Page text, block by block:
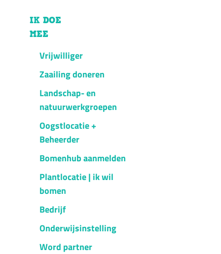
IK DOE
MEE
Vrijwilliger
Zaailing doneren
Landschap- en
natuurwerkgroepen
Oogstlocatie +
Beheerder
Bomenhub aanmelden
Plantlocatie | ik wil
bomen
Bedrijf
Onderwijsinstelling
Word partner